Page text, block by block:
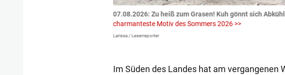
07.08.2026: Zu heiß zum Grasen! Kuh gönnt sich
charmanteste Motiv des Sommers 2026 >>
Larissa / Leserreporter
Im Süden des Landes hat am vergangenen